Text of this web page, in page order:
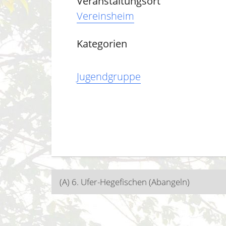
Vereinsheim
Kategorien
Jugendgruppe
Beitragsnavigation
(A) 6. Ufer-Hegefischen (Abangeln)